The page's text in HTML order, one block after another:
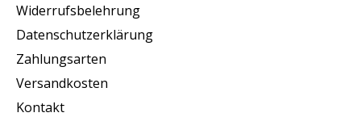
Widerrufsbelehrung
Datenschutzerklärung
Zahlungsarten
Versandkosten
Kontakt